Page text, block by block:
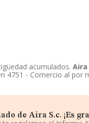
acumulados. Aira
4751 - Comercio al por
de Aira S.c. ¡Es